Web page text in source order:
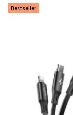
Bestseller